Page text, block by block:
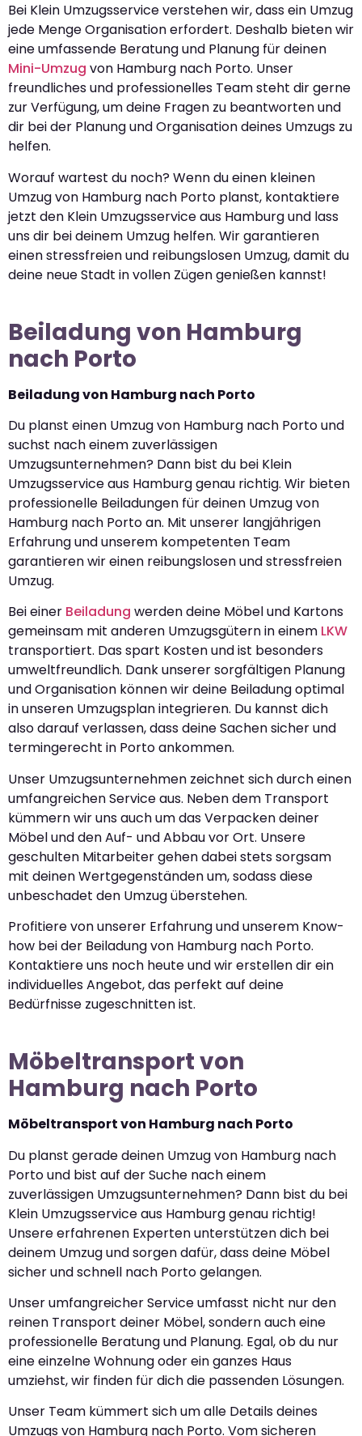
Bei Klein Umzugsservice verstehen wir, dass ein Umzug
jede Menge Organisation erfordert. Deshalb bieten wir
eine umfassende Beratung und Planung für deinen
Mini-Umzug von Hamburg nach Porto. Unser
freundliches und professionelles Team steht dir gerne
zur Verfügung, um deine Fragen zu beantworten und
dir bei der Planung und Organisation deines Umzugs zu
helfen.
Worauf wartest du noch? Wenn du einen kleinen
Umzug von Hamburg nach Porto planst, kontaktiere
jetzt den Klein Umzugsservice aus Hamburg und lass
uns dir bei deinem Umzug helfen. Wir garantieren
einen stressfreien und reibungslosen Umzug, damit du
deine neue Stadt in vollen Zügen genießen kannst!
Beiladung von Hamburg
nach Porto
Beiladung von Hamburg nach Porto
Du planst einen Umzug von Hamburg nach Porto und
suchst nach einem zuverlässigen
Umzugsunternehmen? Dann bist du bei Klein
Umzugsservice aus Hamburg genau richtig. Wir bieten
professionelle Beiladungen für deinen Umzug von
Hamburg nach Porto an. Mit unserer langjährigen
Erfahrung und unserem kompetenten Team
garantieren wir einen reibungslosen und stressfreien
Umzug.
Bei einer Beiladung werden deine Möbel und Kartons
gemeinsam mit anderen Umzugsgütern in einem LKW
transportiert. Das spart Kosten und ist besonders
umweltfreundlich. Dank unserer sorgfältigen Planung
und Organisation können wir deine Beiladung optimal
in unseren Umzugsplan integrieren. Du kannst dich
also darauf verlassen, dass deine Sachen sicher und
termingerecht in Porto ankommen.
Unser Umzugsunternehmen zeichnet sich durch einen
umfangreichen Service aus. Neben dem Transport
kümmern wir uns auch um das Verpacken deiner
Möbel und den Auf- und Abbau vor Ort. Unsere
geschulten Mitarbeiter gehen dabei stets sorgsam
mit deinen Wertgegenständen um, sodass diese
unbeschadet den Umzug überstehen.
Profitiere von unserer Erfahrung und unserem Know-
how bei der Beiladung von Hamburg nach Porto.
Kontaktiere uns noch heute und wir erstellen dir ein
individuelles Angebot, das perfekt auf deine
Bedürfnisse zugeschnitten ist.
Möbeltransport von
Hamburg nach Porto
Möbeltransport von Hamburg nach Porto
Du planst gerade deinen Umzug von Hamburg nach
Porto und bist auf der Suche nach einem
zuverlässigen Umzugsunternehmen? Dann bist du bei
Klein Umzugsservice aus Hamburg genau richtig!
Unsere erfahrenen Experten unterstützen dich bei
deinem Umzug und sorgen dafür, dass deine Möbel
sicher und schnell nach Porto gelangen.
Unser umfangreicher Service umfasst nicht nur den
reinen Transport deiner Möbel, sondern auch eine
professionelle Beratung und Planung. Egal, ob du nur
eine einzelne Wohnung oder ein ganzes Haus
umziehst, wir finden für dich die passenden Lösungen.
Unser Team kümmert sich um alle Details deines
Umzugs von Hamburg nach Porto. Vom sicheren